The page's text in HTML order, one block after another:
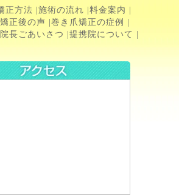
正方法 |施術の流れ |料金案内 |
正後の声 |巻き爪矯正の症例 |
院長ごあいさつ |提携院について |